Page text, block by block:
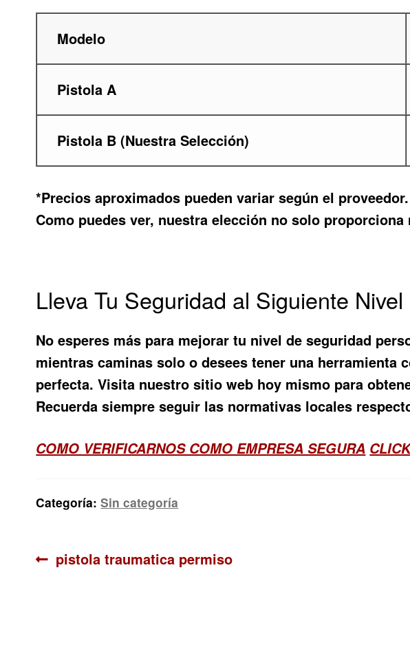
Modelo
Pistola A
Pistola B (Nuestra Selección)
*Precios aproximados pueden variar según el proveedor.
Como puedes ver, nuestra elección no solo
Lleva Tu Seguridad al Siguiente Nivel
No esperes más para mejorar tu nivel de seguridad
mientras caminas solo o desees tener una herramienta
perfecta. Visita nuestro sitio web hoy mismo para
Recuerda siempre seguir las normativas locales
COMO VERIFICARNOS COMO EMPRESA SEGURA
Categoría:Sin categoría
Navegación
Anterior:
pistola traumatica permiso